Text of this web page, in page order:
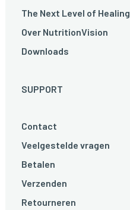
The Next Level of Healing
Over NutritionVision
Downloads
SUPPORT
Contact
Veelgestelde vragen
Betalen
Verzenden
Retourneren